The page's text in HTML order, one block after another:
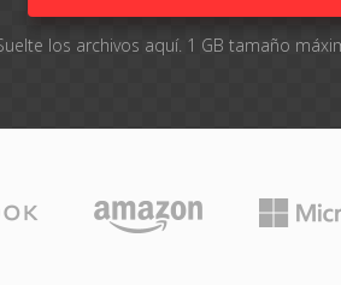
los archivos aquí. 1 GB tamaño